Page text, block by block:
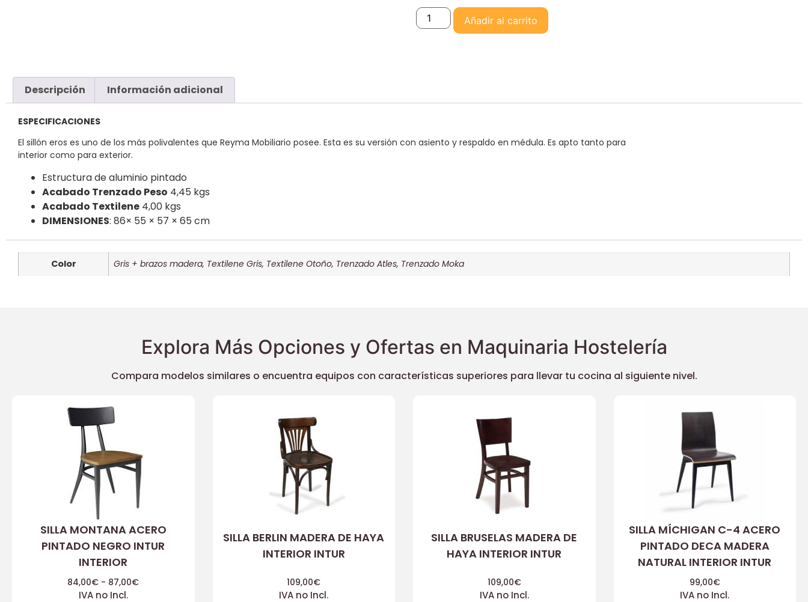
Añadir al carrito
Descripción Información adicional
ESPECIFICACIONES
El sillón eros es uno de los más polivalentes que Reyma Mobiliario posee. Esta es su versión con asiento y respaldo en médula. Es apto tanto para
interior como para exterior.
Estructura de aluminio pintado
Acabado Trenzado Peso 4,45 kgs
Acabado Textilene 4,00 kgs
DIMENSIONES: 86× 55 × 57 × 65 cm
Color Gris + brazos madera, Textilene Gris, Textilene Otoño, Trenzado Atles, Trenzado Moka
Explora Más Opciones y Ofertas en Maquinaria Hostelería
Compara modelos similares o encuentra equipos con características superiores para llevar tu cocina al siguiente nivel.
SILLA MONTANA ACERO
PINTADO NEGRO INTUR
INTERIOR
84,00€ - 87,00€
IVA no Incl.
SILLA BERLIN MADERA DE HAYA
INTERIOR INTUR
109,00€
IVA no Incl.
SILLA BRUSELAS MADERA DE
HAYA INTERIOR INTUR
109,00€
IVA no Incl.
SILLA MÍCHIGAN C-4 ACERO
PINTADO DECA MADERA
NATURAL INTERIOR INTUR
99,00€
IVA no Incl.